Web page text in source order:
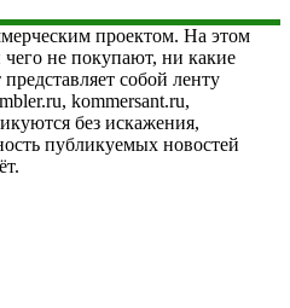
проектом. На этом
не покупают, ни какие
собой ленту
kommersant.ru,
без искажения,
публикуемых новостей